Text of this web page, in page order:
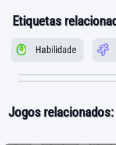
Etiquetas
Habilidade
Jogos relacionados: